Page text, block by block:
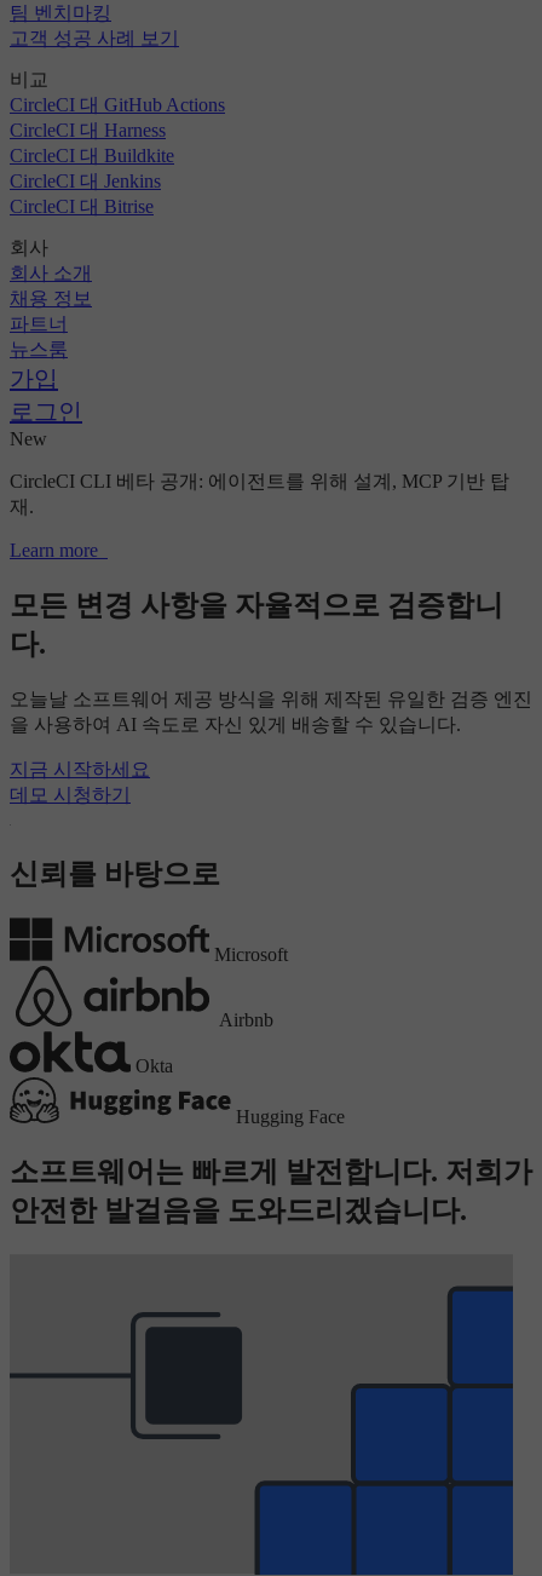
팀 벤치마킹
고객 성공 사례 보기
비교
CircleCI 대 GitHub Actions
CircleCI 대 Harness
CircleCI 대 Buildkite
CircleCI 대 Jenkins
CircleCI 대 Bitrise
회사
회사 소개
채용 정보
파트너
뉴스룸
가입
로그인
New
CircleCI CLI 베타 공개: 에이전트를 위해 설계, MCP 기반 탑
재.
Learn more
모든 변경 사항을 자율적으로 검증합니
다.
오늘날 소프트웨어 제공 방식을 위해 제작된 유일한 검증 엔진
을 사용하여 AI 속도로 자신 있게 배송할 수 있습니다.
지금 시작하세요
데모 시청하기
신뢰를 바탕으로
Microsoft
Airbnb
Okta
Hugging Face
소프트웨어는 빠르게 발전합니다. 저희가
안전한 발걸음을 도와드리겠습니다.